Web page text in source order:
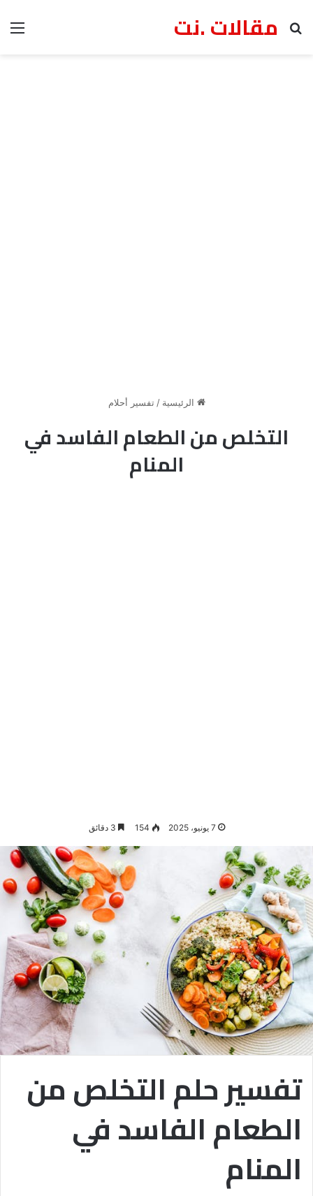
مقالات .نت
بحث عن
الرئيسية / تفسير أحلام
التخلص من الطعام الفاسد في
المنام
7 يونيو، 2025 154
تفسير حلم التخلص من
الطعام الفاسد في
المنام